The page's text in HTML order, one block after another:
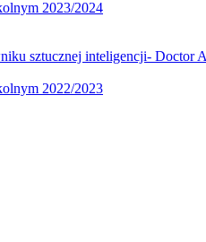
2023/2024
sztucznej inteligencji- Doctor
2022/2023